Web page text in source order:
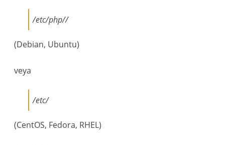
/etc/php//
(Debian, Ubuntu)
veya
/etc/
(CentOS, Fedora, RHEL)